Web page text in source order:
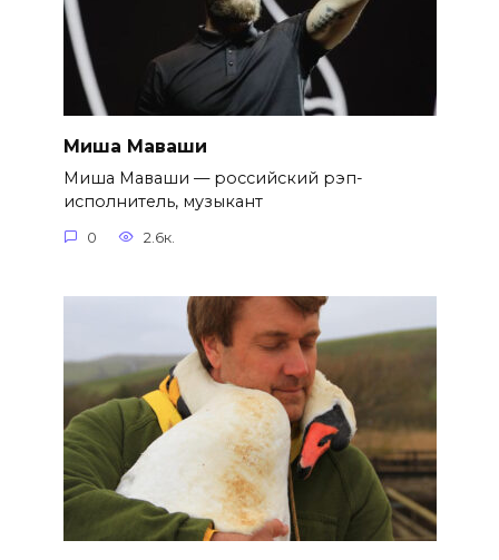
Миша Маваши
Миша Маваши — российский рэп-
исполнитель, музыкант
0 2.6к.